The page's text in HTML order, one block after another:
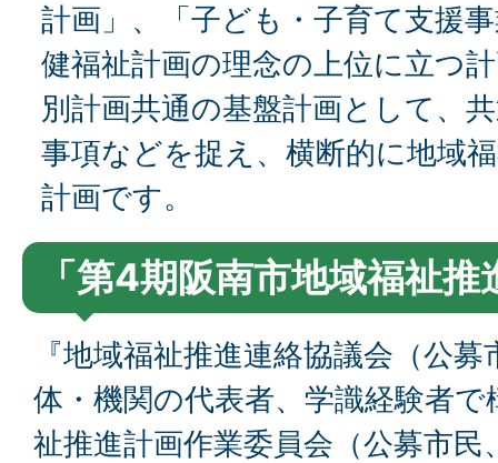
計画」、「子ども・子育て支援
健福祉計画の理念の上位に立つ
別計画共通の基盤計画として、
事項などを捉え、横断的に地域
計画です。
「第4期阪南市地域福祉推
『地域福祉推進連絡協議会（公
体・機関の代表者、学識経験者
祉推進計画作業委員会（公募市